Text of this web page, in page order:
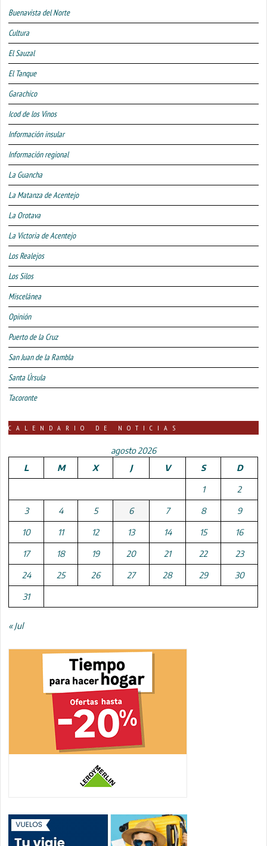
Buenavista del Norte
Cultura
El Sauzal
El Tanque
Garachico
Icod de los Vinos
Información insular
Información regional
La Guancha
La Matanza de Acentejo
La Orotava
La Victoria de Acentejo
Los Realejos
Los Silos
Miscelánea
Opinión
Puerto de la Cruz
San Juan de la Rambla
Santa Úrsula
Tacoronte
CALENDARIO DE NOTICIAS
agosto 2026
L
M X J V S D
1 2
3 4 5 6 7 8 9
10 11 12 13 14 15 16
17 18 19 20 21 22 23
24 25 26 27 28 29 30
31
« Jul